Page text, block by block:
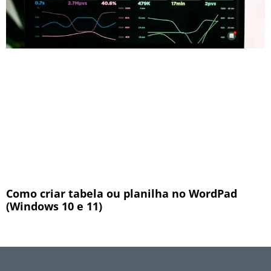
Como criar tabela ou planilha no WordPad
(Windows 10 e 11)